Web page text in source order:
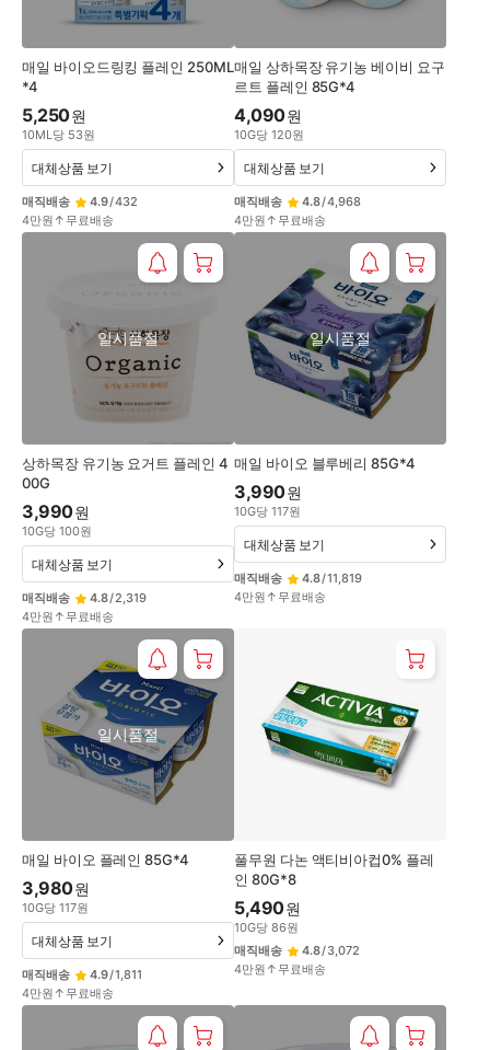
매일 바이오드링킹 플레인 250ML
*4
5,250원
10ML당 53원
매직배송 4.9/432
4만원↑무료배송
대체상품 보기
매일 상하목장 유기농 베이비 요구
르트 플레인 85G*4
4,090원
10G당 120원
매직배송 4.8/4,968
4만원↑무료배송
대체상품 보기
상하목장 유기농 요거트 플레인 4
00G
일시품절
3,990원
10G당 100원
매직배송 4.8/2,319
4만원↑무료배송
대체상품 보기
매일 바이오 블루베리 85G*4
일시품절
3,990원
10G당 117원
매직배송 4.8/11,819
4만원↑무료배송
대체상품 보기
매일 바이오 플레인 85G*4
일시품절
3,980원
10G당 117원
매직배송 4.9/1,811
4만원↑무료배송
대체상품 보기
풀무원 다논 액티비아컵0% 플레
인 80G*8
5,490원
10G당 86원
매직배송
4.8/3,072
4만원↑무료배송